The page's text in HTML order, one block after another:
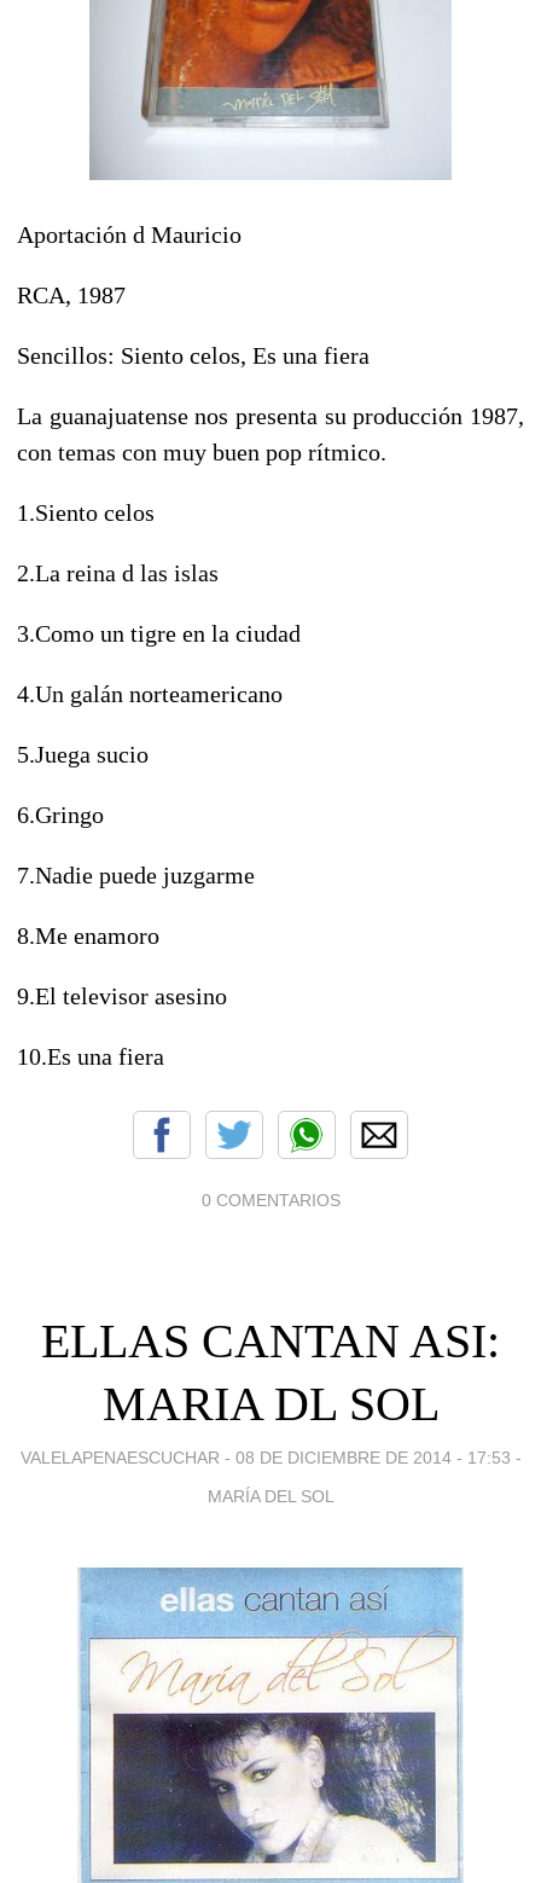
Aportación d Mauricio
RCA, 1987
Sencillos: Siento celos, Es una fiera
La guanajuatense nos presenta su producción 1987,
con temas con muy buen pop rítmico.
1.Siento celos
2.La reina d las islas
3.Como un tigre en la ciudad
4.Un galán norteamericano
5.Juega sucio
6.Gringo
7.Nadie puede juzgarme
8.Me enamoro
9.El televisor asesino
10.Es una fiera
0 COMENTARIOS
ELLAS CANTAN ASI:
MARIA DL SOL
VALELAPENAESCUCHAR - 08 DE DICIEMBRE DE 2014 - 17:53 -
MARÍA DEL SOL